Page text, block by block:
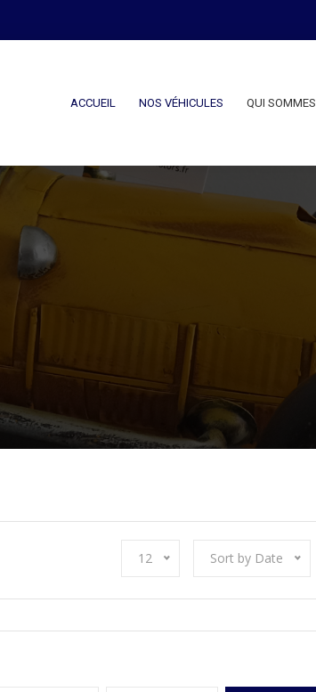
ACCUEIL NOS VÉHICULES QUI
12 Sort by Date